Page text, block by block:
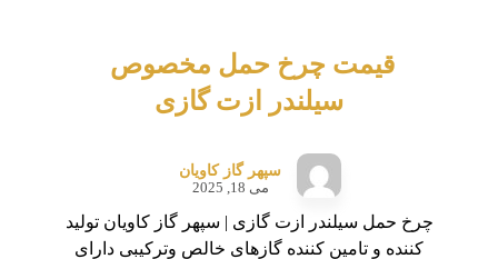
قیمت چرخ حمل مخصوص
سیلندر ازت گازی
سپهر گاز کاویان
می 18, 2025
چرخ حمل سیلندر ازت گازی | سپهر گاز کاویان تولید
کننده و تامین کننده گازهای خالص وترکیبی دارای